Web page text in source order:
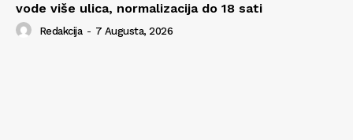
vode više ulica, normalizacija do 18 sati
Redakcija - 7 Augusta, 2026